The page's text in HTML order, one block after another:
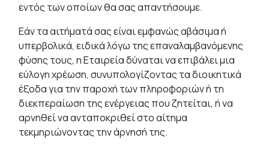
εντός των οποίων θα σας απαντήσουμε.
Εάν τα αιτήματά σας είναι εμφανώς αβάσιμα ή
υπερβολικά, ειδικά λόγω της επαναλαμβανόμενης
φύσης τους, η Εταιρεία δύναται να επιβάλει μια
εύλογη χρέωση, συνυπολογίζοντας τα διοικητικά
έξοδα για την παροχή των πληροφοριών ή τη
διεκπεραίωση της ενέργειας που ζητείται, ή να
αρνηθεί να ανταποκριθεί στο αίτημα
τεκμηριώνοντας την άρνησή της.